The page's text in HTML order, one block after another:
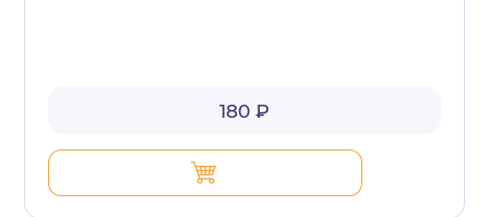
180 ₽